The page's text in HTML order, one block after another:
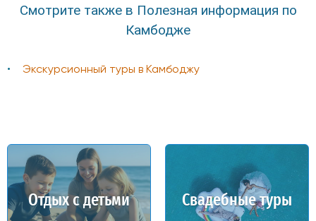
Смотрите также в Полезная информация по
Камбодже
Экскурсионный туры в Камбоджу
Отдых с детьми Свадебные туры